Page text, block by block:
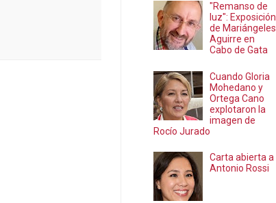
"Remanso de
luz": Exposición
de Mariángeles
Aguirre en
Cabo de Gata
Cuando Gloria
Mohedano y
Ortega Cano
explotaron la
imagen de
Rocío Jurado
Carta abierta a
Antonio Rossi